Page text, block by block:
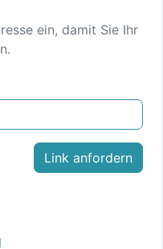
ein, damit Sie Ihr